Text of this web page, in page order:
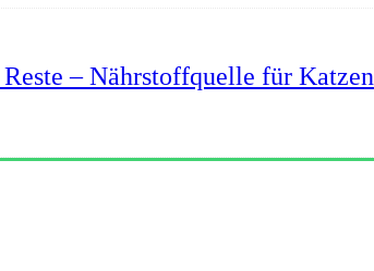
– Nährstoffquelle für Katzen